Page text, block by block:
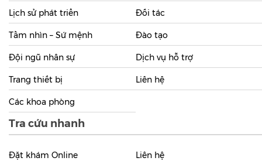
Lịch sử phát triển
Tầm nhìn – Sứ mệnh
Đội ngũ nhân sự
Trang thiết bị
Các khoa phòng
Đối tác
Đào tạo
Dịch vụ hỗ trợ
Liên hệ
Tra cứu nhanh
Đặt khám Online Liên hệ